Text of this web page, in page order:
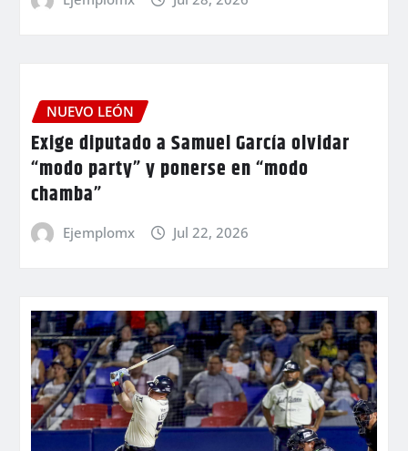
NUEVO LEÓN
Exige diputado a Samuel García olvidar
“modo party” y ponerse en “modo
chamba”
Ejemplomx Jul 22, 2026